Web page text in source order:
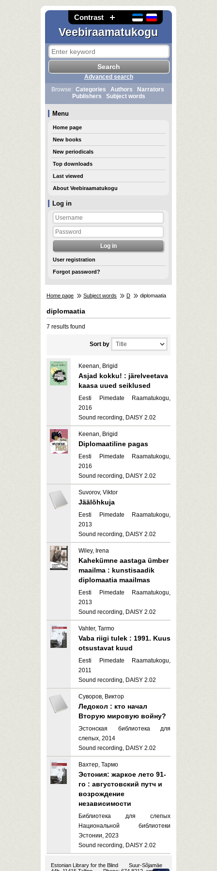
Contrast
Veebiraamatukogu
Log in
User registration
Forgot password?
Advanced search
Browse: Categories Authors
Narrators
Publishers
Subject words
Menu
Home page
New books
New periodicals
Top downloads
Last viewed
About Veebiraamatukogu
Home page Subject words D diplomaatia
diplomaatia
7 results found
Sort by
Keenan, Brigid
Asjad kokku! : järelveetava
kaasa uued seiklused
Eesti Pimedate Raamatukogu,
2016
Sound recording, DAISY 2.02
Keenan, Brigid
Diplomaatiline pagas
Eesti Pimedate Raamatukogu,
2016
Sound recording, DAISY 2.02
Suvorov, Viktor
Jäälõhkuja
Eesti Pimedate Raamatukogu,
2013
Sound recording, DAISY 2.02
Wiley, Irena
Kahekümne aastaga ümber
maailma : kunstisaadik
diplomaatia maailmas
Eesti Pimedate Raamatukogu,
2013
Sound recording, DAISY 2.02
Vahter, Tarmo
Vaba riigi tulek : 1991. Kuus
otsustavat kuud
Eesti Pimedate Raamatukogu,
2011
Sound recording, DAISY 2.02
Суворов, Виктор
Ледокол : кто начал
Вторую мировую войну?
Эстонская библиотека для
слепых, 2014
Sound recording, DAISY 2.02
Вахтер, Тармо
Эстония: жаркое лето 91-
го : августовский путч и
возрождение
независимости
Библиотека для слепых
Национальной библиотеки
Эстонии, 2023
Sound recording, DAISY 2.02
Estonian Library for the Blind
Suur-Sõjamäe